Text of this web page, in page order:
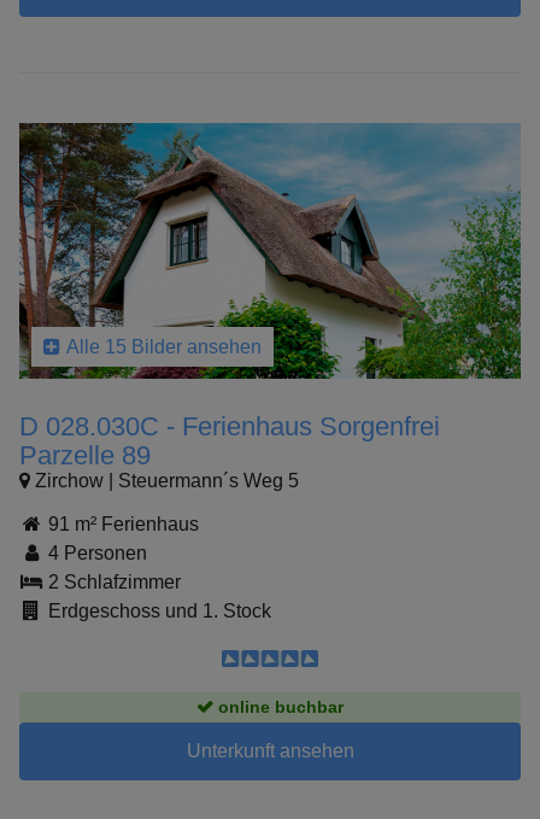
Alle 15 Bilder ansehen
D 028.030C - Ferienhaus Sorgenfrei
Parzelle 89
Zirchow | Steuermann´s Weg 5
91 m² Ferienhaus
4 Personen
2 Schlafzimmer
Erdgeschoss und 1. Stock
online buchbar
Unterkunft ansehen